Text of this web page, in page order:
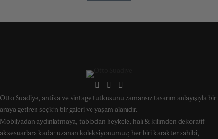
Otto Suadiye, antika ve vintage tutkusunu zamansız tasarım anlayışıyla bir
araya getiren seçkin bir galeri ve yaşam alanıdır.
Mobilyadan aydınlatmaya, tablodan heykele, halı & kilimden dekoratif
aksesuarlara kadar uzanan koleksiyonumuz; her biri karakter sahibi,